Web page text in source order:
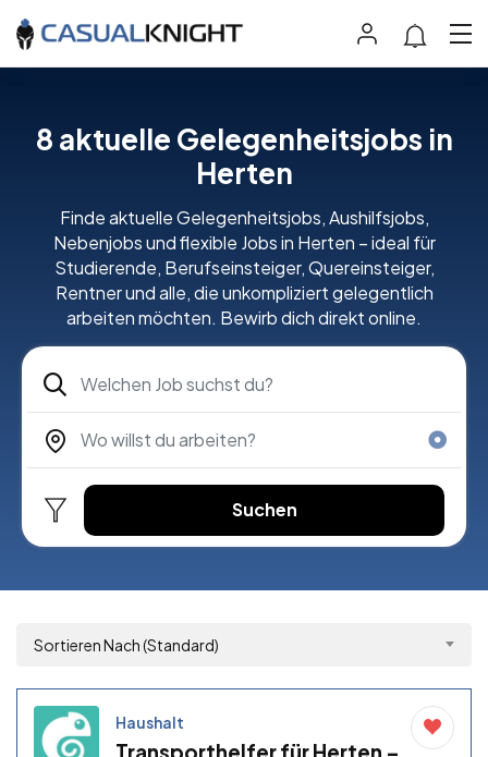
8 aktuelle Gelegenheitsjobs in
Herten
Finde aktuelle Gelegenheitsjobs, Aushilfsjobs,
Nebenjobs und flexible Jobs in Herten – ideal für
Studierende, Berufseinsteiger, Quereinsteiger,
Rentner und alle, die unkompliziert gelegentlich
arbeiten möchten. Bewirb dich direkt online.
Suchen
Sortieren Nach (Standard)
Haushalt